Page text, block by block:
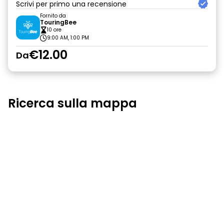
Scrivi per primo una recensione
Fornito da
TouringBee
10 ore
9:00 AM, 1:00 PM
Da€12.00
Ricerca sulla mappa